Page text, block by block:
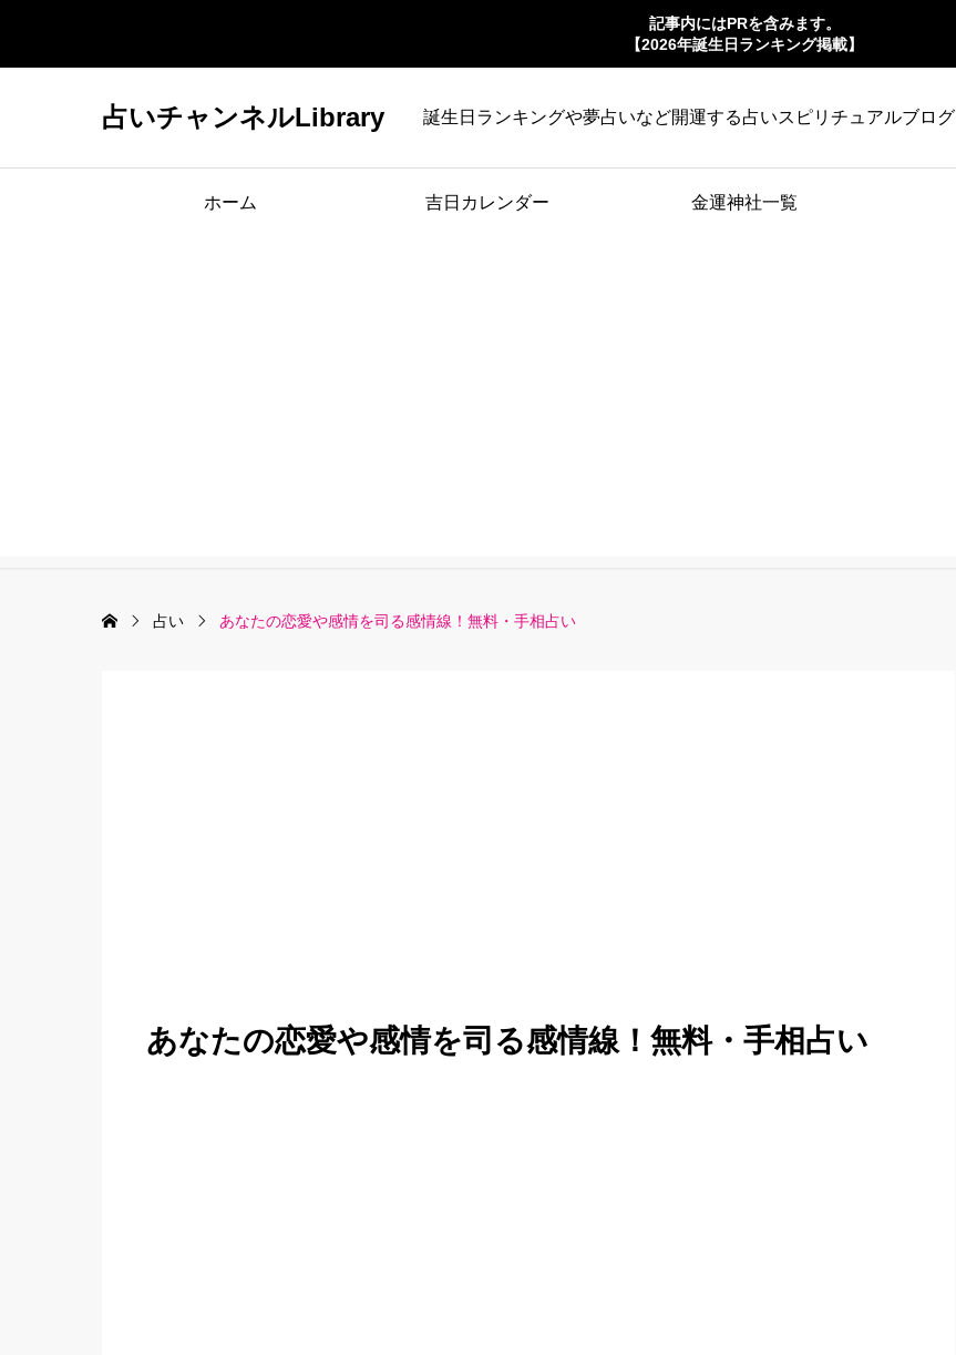
記事内にはPRを含みます。
【2026年誕生日ランキング掲載】
占いチャンネルLibrary 誕生日ランキングや夢占いなど開運する占いスピリチュアルブログ
ホーム 吉日カレンダー 金運神社一覧
占い あなたの恋愛や感情を司る感情線！無料・手相占い
あなたの恋愛や感情を司る感情線！無料・手相占い